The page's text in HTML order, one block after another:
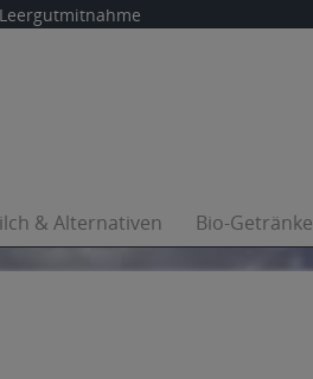
& Alternativen Bio-Getränke